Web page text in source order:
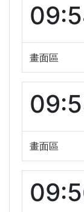
畫面區
畫面區